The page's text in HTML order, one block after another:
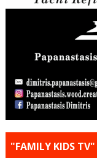
"FAMILY KIDS